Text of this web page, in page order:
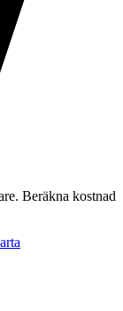
Beräkna kostnad